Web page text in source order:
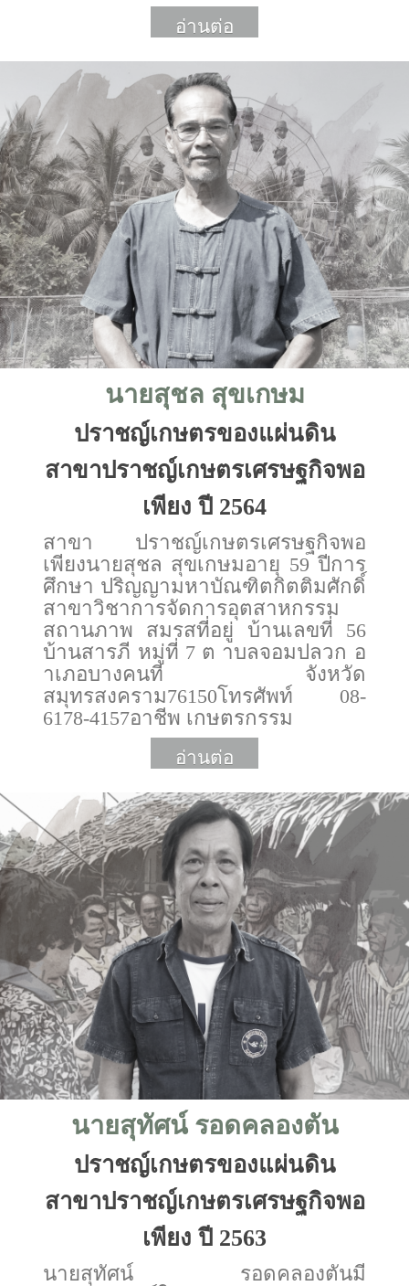
อ่านต่อ
More
นายสุชล สุขเกษม
ปราชญ์เกษตรของแผ่นดิน
สาขาปราชญ์เกษตรเศรษฐกิจพอ
เพียง ปี 2564
สาขา ปราชญ์เกษตรเศรษฐกิจพอ
เพียงนายสุชล สุขเกษมอายุ 59 ปีการ
ศึกษา ปริญญามหาบัณฑิตกิตติมศักดิ์
สาขาวิชาการจัดการอุตสาหกรรม
สถานภาพ สมรสที่อยู่ บ้านเลขที่ 56
บ้านสารภี หมู่ที่ 7 ต าบลจอมปลวก อ
าเภอบางคนที จังหวัด
สมุทรสงคราม76150โทรศัพท์ 08-
6178-4157อาชีพ เกษตรกรรม
อ่านต่อ
More
นายสุทัศน์ รอดคลองตัน
ปราชญ์เกษตรของแผ่นดิน
สาขาปราชญ์เกษตรเศรษฐกิจพอ
เพียง ปี 2563
นายสุทัศน์ รอดคลองตันมี